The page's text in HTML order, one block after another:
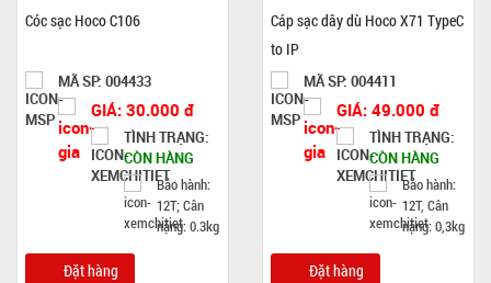
Cóc sạc Hoco C106
MÃ SP: 004433
GIÁ: 30.000 đ
TÌNH TRẠNG:
CÒN HÀNG
Bảo hành:
12T; Cân
nặng: 0.3kg
Đặt hàng
Cáp sạc dây dù Hoco X71 TypeC
to IP
MÃ SP: 004411
GIÁ: 49.000 đ
TÌNH TRẠNG:
CÒN HÀNG
Bảo hành:
12T, Cân
nặng: 0,3kg
Đặt hàng